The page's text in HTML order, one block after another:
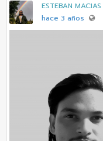
ESTEBAN MACIAS
hace 3 años